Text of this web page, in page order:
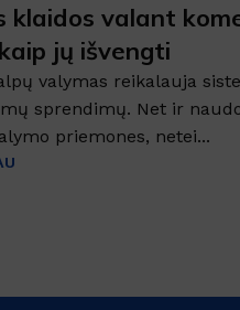
klaidos valant
jų išvengti
valymas reikalauja
sprendimų. Net ir
priemones, netei...